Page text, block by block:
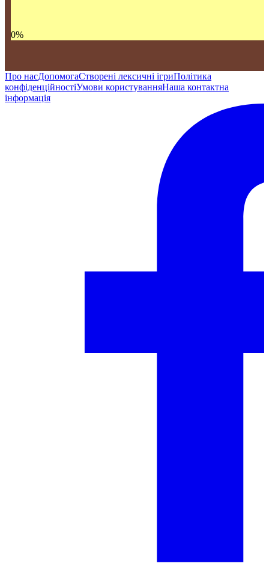
0%
Про насДопомогаСтворені лексичні ігриПолітика
конфіденційностіУмови користуванняНаша контактна
інформація